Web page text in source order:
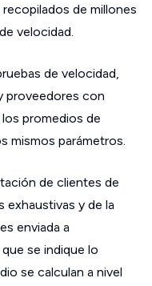
de millones
velocidad.
de velocidad,
proveedores con
promedios de
mismos parámetros.
de clientes de
exhaustivas y de la
enviada a
se indique lo
se calculan a nivel